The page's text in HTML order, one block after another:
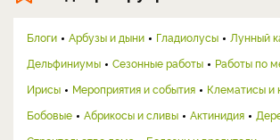
Блоги Арбузы и дыни Гладиолусы
Лунный
Дельфиниумы
Сезонные работы
Работы по
Ирисы
Мероприятия и события
Клематисы и
Бобовые
Абрикосы и сливы Актинидия